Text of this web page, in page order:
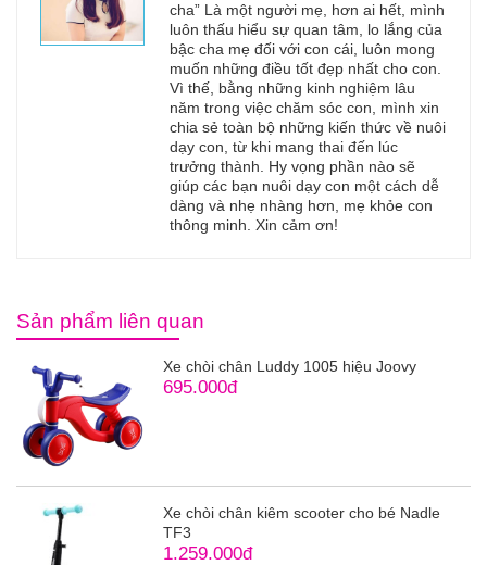
cha” Là một người mẹ, hơn ai hết, mình
luôn thấu hiểu sự quan tâm, lo lắng của
bậc cha mẹ đối với con cái, luôn mong
muốn những điều tốt đẹp nhất cho con.
Vì thế, bằng những kinh nghiệm lâu
năm trong việc chăm sóc con, mình xin
chia sẻ toàn bộ những kiến thức về nuôi
dạy con, từ khi mang thai đến lúc
trưởng thành. Hy vọng phần nào sẽ
giúp các bạn nuôi dạy con một cách dễ
dàng và nhẹ nhàng hơn, mẹ khỏe con
thông minh. Xin cảm ơn!
Sản phẩm liên quan
Xe chòi chân Luddy 1005 hiệu Joovy
695.000đ
Xe chòi chân kiêm scooter cho bé Nadle
TF3
1.259.000đ